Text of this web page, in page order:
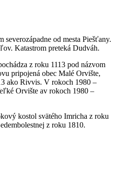
od mesta Piešťany.
Katastrom preteká Dudváh.
z roku 1113 pod názvom
pripojená obec Malé Orvište,
ako Rivvis. V rokoch 1980 –
Orvište av rokoch 1980 –
kostol svätého Imricha z roku
z roku 1810.